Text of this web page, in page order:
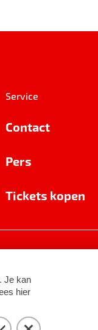
Service
Contact
Pers
Tickets kopen